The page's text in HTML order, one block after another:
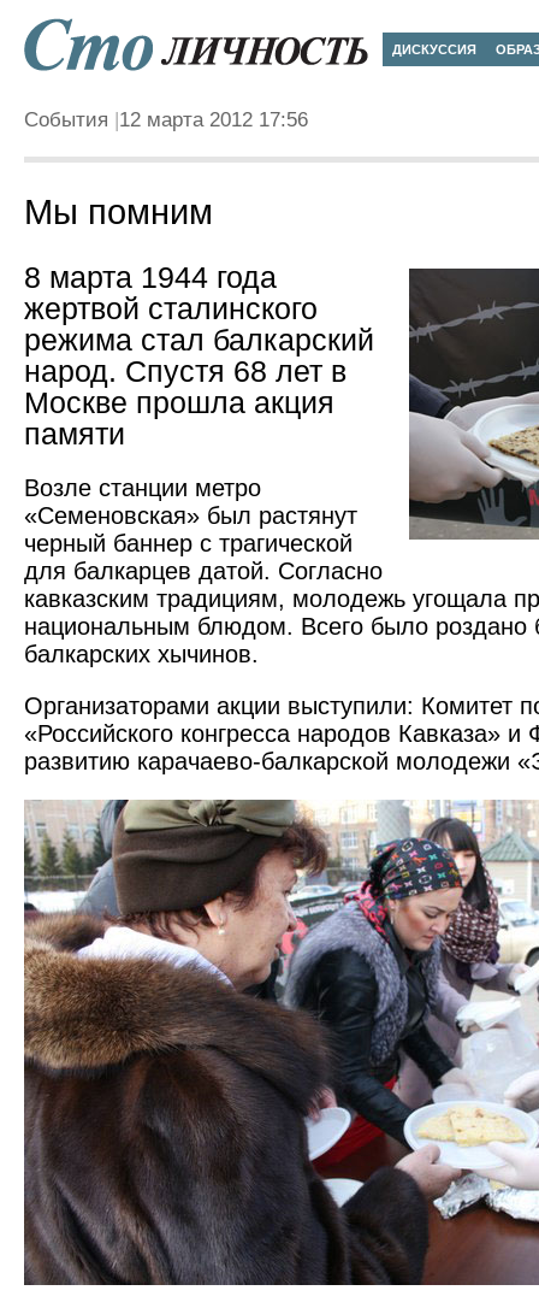
ДИСКУССИЯ
События 12 марта 2012 17:56
Мы помним
8 марта 1944 года
жертвой сталинского
режима стал балкарский
народ. Спустя 68 лет в
Москве прошла акция
памяти
Возле станции метро
«Семеновская» был растянут
черный баннер с трагической
для балкарцев датой. Согласно
кавказским традициям, молодежь угощала
национальным блюдом. Всего было роздано
балкарских хычинов.
Организаторами акции выступили: Комитет
«Российского конгресса народов Кавказа»
развитию карачаево-балкарской молодежи